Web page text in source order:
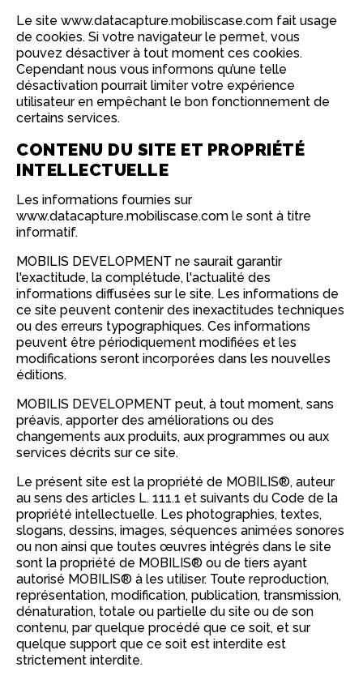
Le site www.datacapture.mobiliscase.com fait usage
de cookies. Si votre navigateur le permet, vous
pouvez désactiver à tout moment ces cookies.
Cependant nous vous informons qu’une telle
désactivation pourrait limiter votre expérience
utilisateur en empêchant le bon fonctionnement de
certains services.
CONTENU DU SITE ET PROPRIÉTÉ
INTELLECTUELLE
Les informations fournies sur
www.datacapture.mobiliscase.com le sont à titre
informatif.
MOBILIS DEVELOPMENT ne saurait garantir
l'exactitude, la complétude, l'actualité des
informations diffusées sur le site. Les informations de
ce site peuvent contenir des inexactitudes techniques
ou des erreurs typographiques. Ces informations
peuvent être périodiquement modifiées et les
modifications seront incorporées dans les nouvelles
éditions.
MOBILIS DEVELOPMENT peut, à tout moment, sans
préavis, apporter des améliorations ou des
changements aux produits, aux programmes ou aux
services décrits sur ce site.
Le présent site est la propriété de MOBILIS®, auteur
au sens des articles L. 111.1 et suivants du Code de la
propriété intellectuelle. Les photographies, textes,
slogans, dessins, images, séquences animées sonores
ou non ainsi que toutes œuvres intégrés dans le site
sont la propriété de MOBILIS® ou de tiers ayant
autorisé MOBILIS® à les utiliser. Toute reproduction,
représentation, modification, publication, transmission,
dénaturation, totale ou partielle du site ou de son
contenu, par quelque procédé que ce soit, et sur
quelque support que ce soit est interdite est
strictement interdite.